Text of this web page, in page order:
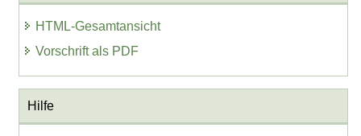
HTML-Gesamtansicht
Vorschrift als PDF
Hilfe